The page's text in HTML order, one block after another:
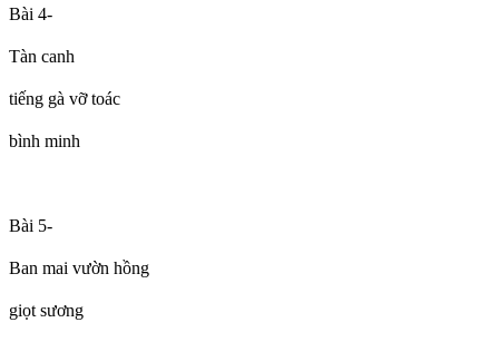
Bài 4-
Tàn canh
tiếng gà vỡ toác
bình minh
Bài 5-
Ban mai vườn hồng
giọt sương